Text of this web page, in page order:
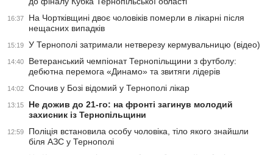
16:37
На Чортківщині двоє чоловіків померли в лікарні після
нещасних випадків
15:19 У Тернополі затримали нетверезу кермувальницю (відео)
14:40
Ветеранський чемпіонат Тернопільщини з футболу:
дебютна перемога «Динамо» та звитяги лідерів
14:02 Спочив у Бозі відомий у Тернополі лікар
13:15
Не дожив до 21-го: на фронті загинув молодий
захисник із Тернопільщини
12:59
Поліція встановила особу чоловіка, тіло якого знайшли
біля АЗС у Тернополі